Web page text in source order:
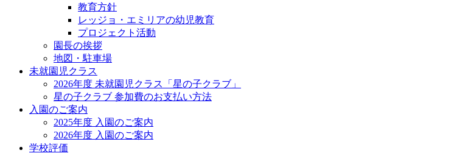
教育方針
レッジョ・エミリアの幼児教育
プロジェクト活動
園長の挨拶
地図・駐車場
未就園児クラス
2026年度 未就園児クラス「星の子クラブ」
星の子クラブ 参加費のお支払い方法
入園のご案内
2025年度 入園のご案内
2026年度 入園のご案内
学校評価